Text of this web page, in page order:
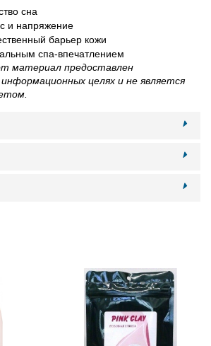
сна
и напряжение
барьер кожи
спа-впечатлением
материал предоставлен
целях и не является